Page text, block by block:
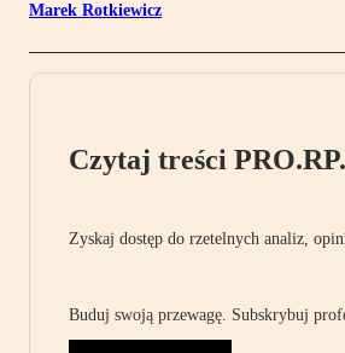
Marek Rotkiewicz
Czytaj treści
Zyskaj dostęp do rzetelnych analiz,
Buduj swoją przewagę. Subskrybuj